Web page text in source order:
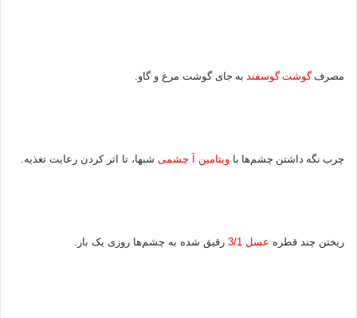
مصرف گوشت گوسفند به جای گوشت مرغ و گاو.
چرب نگه داشتن چشم‌ها با ویتامین آ چشمی شبها، تا اثر کردن رعایت تغذیه.
ر یختن چند قطره عسل 3/1 رقیق شده به چشم‌ها روزی یک بار.